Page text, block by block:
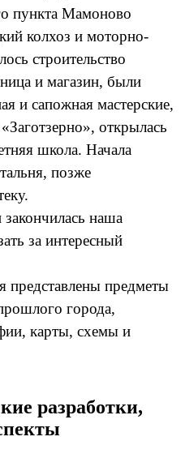
пункта Мамоново
колхоз и моторно-
строительство
и магазин, были
и сапожная мастерские,
открылась
школа. Начала
позже
наша
за интересный
представлены предметы
города,
карты, схемы и
разработки,